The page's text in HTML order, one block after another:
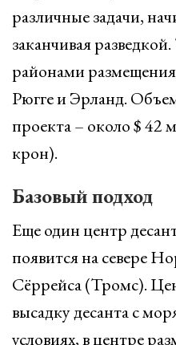
различные задачи,
заканчивая
районами
Рюгге и Эрланд.
проекта – около $ 42
крон).
Базовый подход
Еще один центр
появится на севере
Сёррейса (Тромс).
высадку десанта с
условиях, в центре